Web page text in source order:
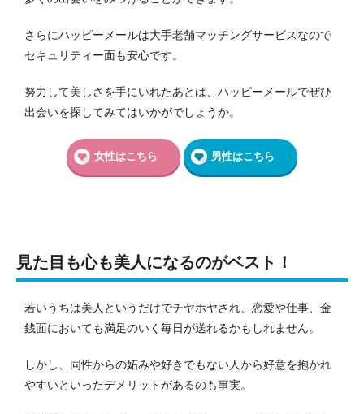
さらにハッピーメールは大手老舗マッチングサービスなので
セキュリティー面も安心です。
努力して美しさを手にいれたあとは、ハッピーメールでぜひ
出会いを探してみてはいかがでしょうか。
女性はこちら 男性はこちら
見た目も心も美人になるのがベスト！
若いうちは美人というだけでチヤホヤされ、恋愛や仕事、金
銭面においても満足のいく毎日が送れるかもしれません。
しかし、同性からの妬みや好きでもない人から好意を抱かれ
やすいといったデメリットがあるのも事実。